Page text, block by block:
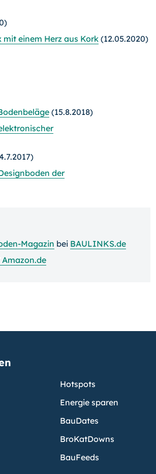
einem Herz aus Kork(12.05.2020)
(15.8.2018)
der
Magazin bei BAULINKS.de
Hotspots
Energie sparen
BauDates
BroKatDowns
BauFeeds